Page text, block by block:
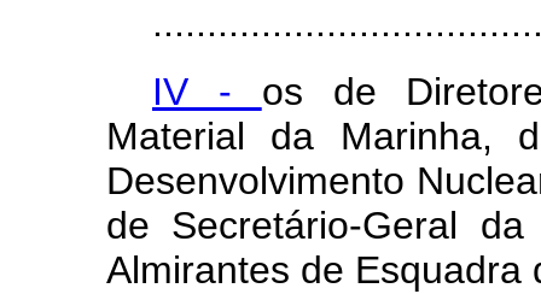
IV - os de
Material da Marinha,
Desenvolvimento
de Secretário-Geral
Almirantes de Esquadra